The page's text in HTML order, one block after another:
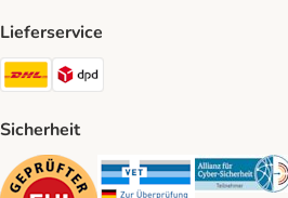
Lieferservice
DHL Shipping Method
Sicherheit
Security Security